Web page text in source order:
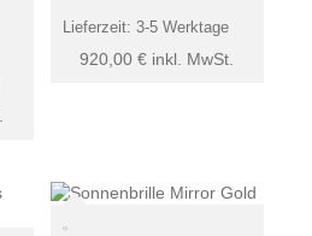
920,00€ inkl. MwSt.
Lieferzeit:3-5 Werktage